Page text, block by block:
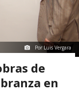
Por Luis Vergara
de
en